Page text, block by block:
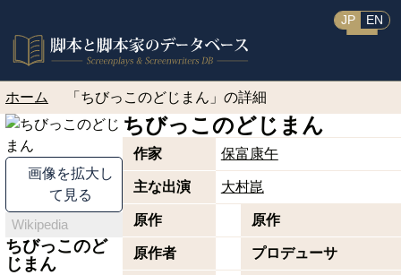
JP EN
ホーム 「ちびっこのどじまん」の詳細
画像を拡大し
て見る
Wikipedia
ちびっこのど
じまん
ちびっこのどじまん
作家 保富康午
主な出演 大村崑
原作 原作
原作者 プロデューサ